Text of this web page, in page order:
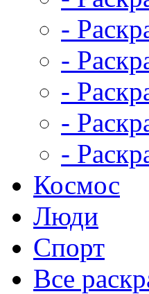
-
-
-
-
-
Космос
Люди
Спорт
Все